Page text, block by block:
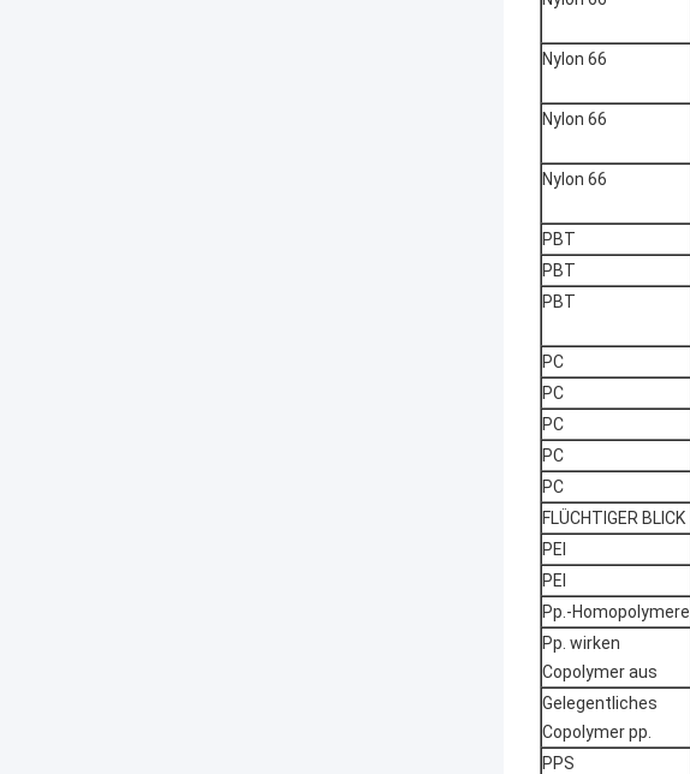
Nylon 66
Nylon 66
Nylon 66
PBT
PBT
PBT
PC
PC
PC
PC
PC
FLÜCHTIGER BLICK
PEI
PEI
Pp.-Homopolymere
Pp. wirken
Copolymer aus
Gelegentliches
Copolymer pp.
PPS